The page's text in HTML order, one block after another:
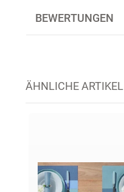
BEWERTUNGEN
ÄHNLICHE ARTIKEL